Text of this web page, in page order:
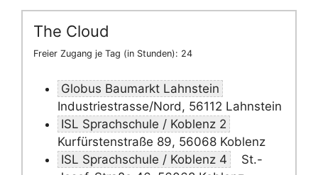
The Cloud
Freier Zugang je Tag (in Stunden): 24
Globus Baumarkt Lahnstein
Industriestrasse/Nord, 56112 Lahnstein
ISL Sprachschule / Koblenz 2
Kurfürstenstraße 89, 56068 Koblenz
ISL Sprachschule / Koblenz 4
St.-